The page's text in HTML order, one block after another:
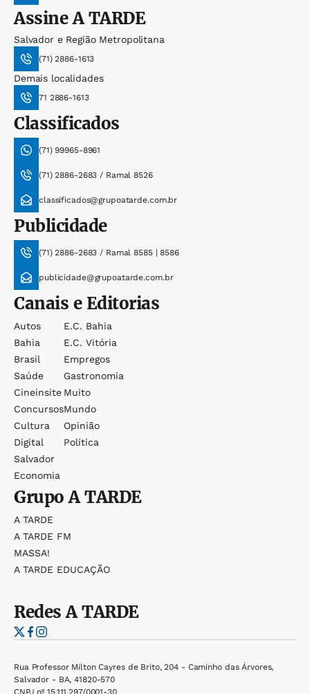
AssineA TARDE
Salvador e Região Metropolitana
(71) 2886-1613
Demais localidades
71 2886-1613
Classificados
(71) 99965-8961
(71) 2886-2683 / Ramal 8526
classificados@grupoatarde.com.br
Publicidade
(71) 2886-2683 / Ramal 8585 | 8586
publicidade@grupoatarde.com.br
Canais e Editorias
Autos
Bahia
Brasil
Saúde
Cineinsite
Concursos
Cultura
Digital
Salvador
Economia
E.c. Bahia
E.c. Vitória
Empregos
Gastronomia
Muito
Mundo
Opinião
Política
GrupoA TARDE
A TARDE
A TARDE FM
MASSA!
A TARDE EDUCAÇÃO
RedesA TARDE
Rua Professor Milton Cayres de Brito, 204 - Caminho das Árvores,
Salvador - BA, 41820-570
CNPJ nº 15.111.297/0001-30